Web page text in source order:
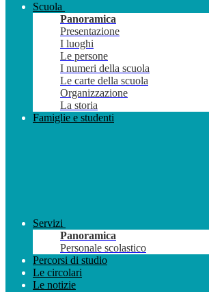
Scuola
Panoramica
Presentazione
I luoghi
Le persone
I numeri della scuola
Le carte della scuola
Organizzazione
La storia
Famiglie e studenti
Servizi
Panoramica
Personale scolastico
Percorsi di studio
Le circolari
Le notizie